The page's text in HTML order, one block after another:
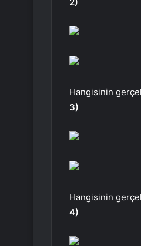
Hangisinin
3)
Hangisinin
4)